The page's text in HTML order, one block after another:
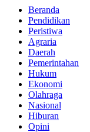
Beranda
Pendidikan
Peristiwa
Agraria
Daerah
Pemerintahan
Hukum
Ekonomi
Olahraga
Nasional
Hiburan
Opini